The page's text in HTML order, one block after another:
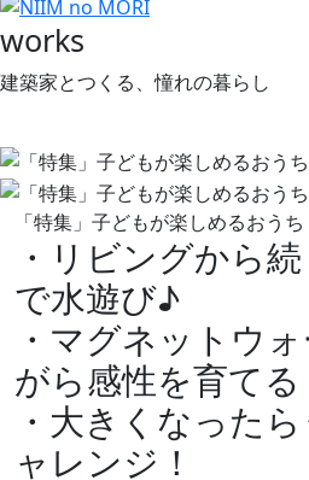
works
建築家とつくる、憧れの暮らし
「特集」子どもが楽しめるおうち
・リビングから
で水遊び♪
・マグネットウ
がら感性を育てる
・大きくなった
ャレンジ！